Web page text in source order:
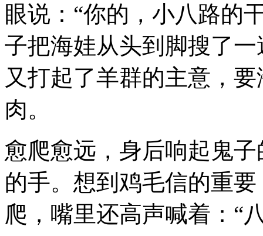
眼说：“你的，小八路的
子把海娃从头到脚搜了
又打起了羊群的主意，
肉。
愈爬愈远，身后响起鬼
的手。想到鸡毛信的重
爬，嘴里还高声喊着：“